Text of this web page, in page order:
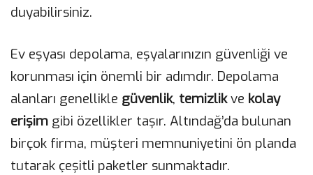
duyabilirsiniz.
Ev eşyası depolama, eşyalarınızın güvenliği ve
korunması için önemli bir adımdır. Depolama
alanları genellikle güvenlik, temizlikve kolay
erişim gibi özellikler taşır. Altındağ’da bulunan
birçok firma, müşteri memnuniyetini ön planda
tutarak çeşitli paketler sunmaktadır.